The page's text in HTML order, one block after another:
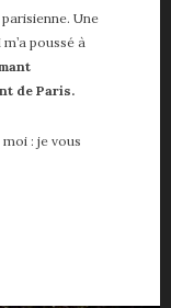
Une
poussé à
de Paris.
: je vous